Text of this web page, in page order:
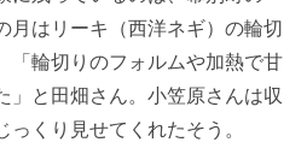
月はリーキ（西洋ネギ）の輪切
「輪切りのフォルムや加熱で甘
」と田畑さん。小笠原さんは収
くり見せてくれたそう。